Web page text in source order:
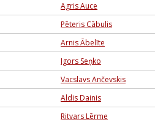
Agris Auce
Pēteris Cābulis
Arnis Ābelīte
Igors Seņko
Vacslavs Ančevskis
Aldis Dainis
Ritvars Lērme